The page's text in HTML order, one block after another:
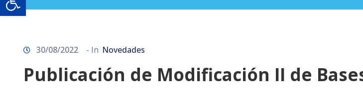
30/08/2022 - In Novedades
Publicación de Modificación II de